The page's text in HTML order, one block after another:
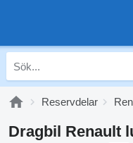
Reservdelar
Dragbil Renault